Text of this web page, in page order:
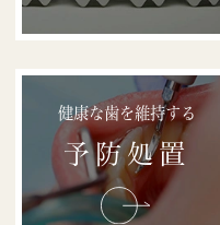
健康な歯を維持する
予防処置